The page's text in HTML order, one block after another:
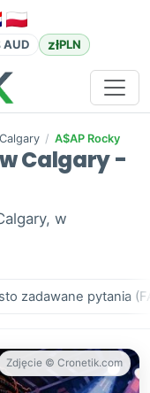
AUD złPLN
Calgary / A$AP Rocky
Calgary -
w
zadawane pytania
Zdjęcie © Cronetik.com